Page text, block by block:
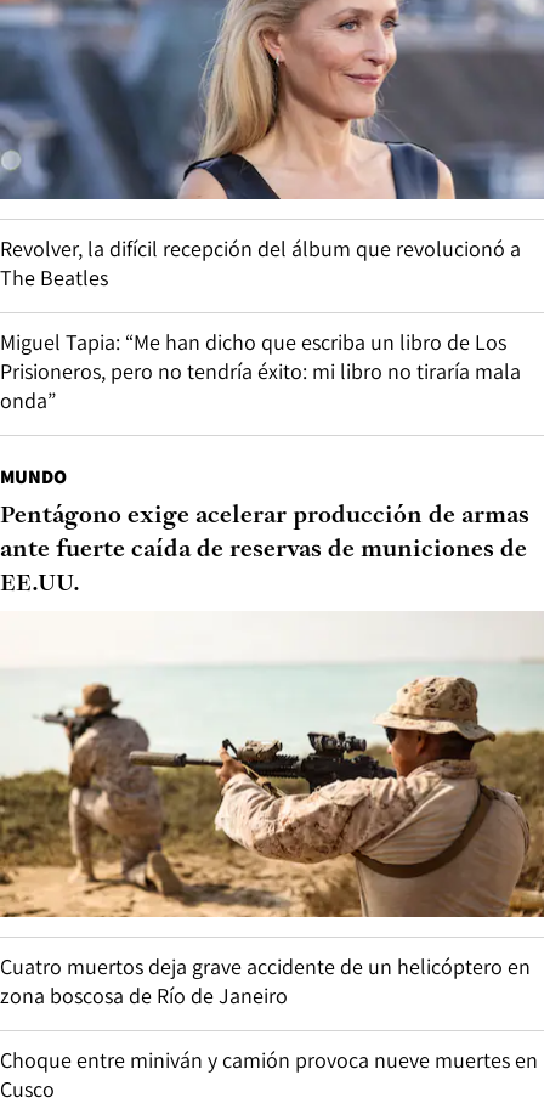
Revolver, la difícil recepción del álbum que revolucionó a
The Beatles
Miguel Tapia: “Me han dicho que escriba un libro de Los
Prisioneros, pero no tendría éxito: mi libro no tiraría mala
onda”
MUNDO
Pentágono exige acelerar producción de armas
ante fuerte caída de reservas de municiones de
EE.UU.
Cuatro muertos deja grave accidente de un helicóptero en
zona boscosa de Río de Janeiro
Choque entre miniván y camión provoca nueve muertes en
Cusco